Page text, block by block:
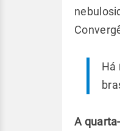
Há
A